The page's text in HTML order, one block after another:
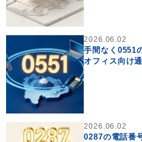
2026.06.02
手間なく0551
オフィス向け
2026.06.02
0287の電話番